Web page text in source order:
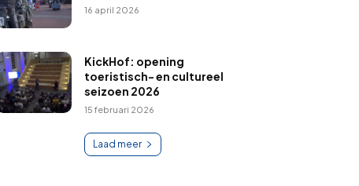
16 april 2026
KickHof: opening
toeristisch- en cultureel
seizoen 2026
15 februari 2026
Laad meer